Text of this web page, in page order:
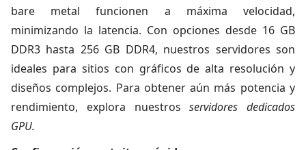
bare metal funcionen a máxima velocidad,
minimizando la latencia. Con opciones desde 16 GB
DDR3 hasta 256 GB DDR4, nuestros servidores son
ideales para sitios con gráficos de alta resolución y
diseños complejos. Para obtener aún más potencia y
rendimiento, explora nuestrosservidores dedicados
GPU.